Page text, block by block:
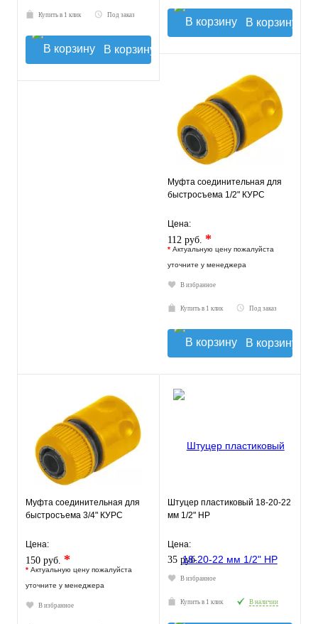
Купить в 1 клик Под заказ
В корзину
В корзину
Муфта соединительная для
быстросъема 1/2" КУРС
Цена:
112 руб. *
* Актуальную цену пожалуйста
уточните у менеджера
В избранное
Купить в 1 клик Под заказ
В корзину
Муфта соединительная для
быстросъема 3/4" КУРС
Цена:
150 руб. *
* Актуальную цену пожалуйста
уточните у менеджера
В избранное
Штуцер пластиковый 18-20-22
мм 1/2" НР
Цена:
35 руб.
В избранное
Купить в 1 клик В наличии